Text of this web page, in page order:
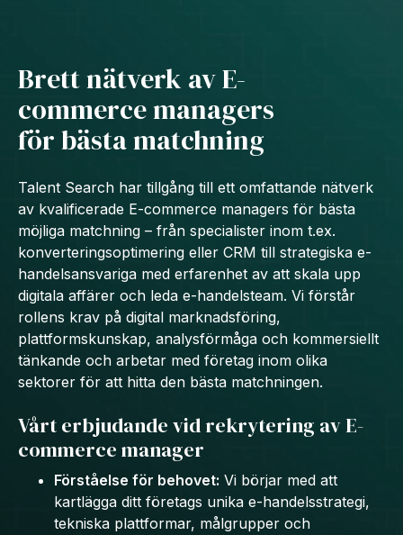
Brett nätverk av E-
commerce managers
för bästa matchning
Talent Search har tillgång till ett omfattande nätverk
av kvalificerade E-commerce managers för bästa
möjliga matchning – från specialister inom t.ex.
konverteringsoptimering eller CRM till strategiska e-
handelsansvariga med erfarenhet av att skala upp
digitala affärer och leda e-handelsteam. Vi förstår
rollens krav på digital marknadsföring,
plattformskunskap, analysförmåga och kommersiellt
tänkande och arbetar med företag inom olika
sektorer för att hitta den bästa matchningen.
Vårt erbjudande vid rekrytering av E-
commerce manager
Förståelse för behovet: Vi börjar med att
kartlägga ditt företags unika e-handelsstrategi,
tekniska plattformar, målgrupper och